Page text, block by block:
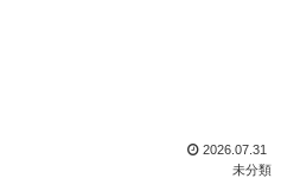
2026.07.31
未分類